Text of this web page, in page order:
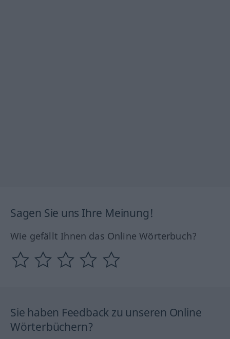
Sagen Sie uns Ihre Meinung!
Wie gefällt Ihnen das Online Wörterbuch?
Sie haben Feedback zu unseren Online
Wörterbüchern?